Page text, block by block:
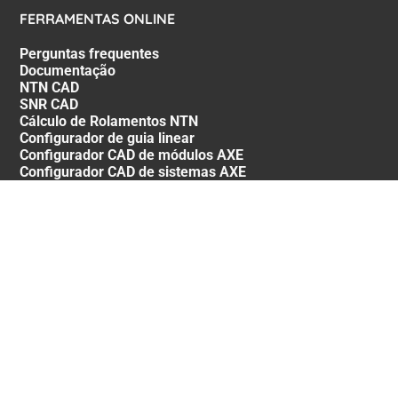
FERRAMENTAS ONLINE
Perguntas frequentes
Documentação
NTN CAD
SNR CAD
Cálculo de Rolamentos NTN
Configurador de guia linear
Configurador CAD de módulos AXE
Configurador CAD de sistemas AXE